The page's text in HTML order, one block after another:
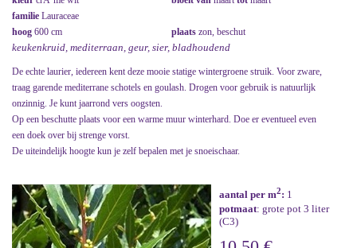
familie Lauraceae
hoog 600 cm plaats zon, beschut
keukenkruid, mediterraan, geur, sier, bladhoudend
De echte laurier, iedereen kent deze mooie statige wintergroene struik. Voor zware,
traag garende mediterrane schotels en goulash. Drogen voor gebruik is natuurlijk
onzinnig. Je kunt jaarrond vers oogsten.
Op een beschutte plaats voor een warme muur winterhard. Doe er eventueel even
een doek over bij strenge vorst.
De uiteindelijk hoogte kun je zelf bepalen met je snoeischaar.
aantal per m2: 1
potmaat: grote pot 3 liter
(C3)